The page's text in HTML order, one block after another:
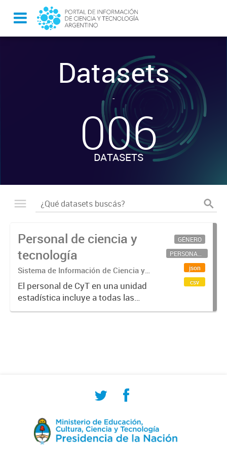
Datasets
-
006
DATASETS
Personal de ciencia y
tecnología
Sistema de Información de Ciencia y
Tecnología Argentino (SICYTAR)
El personal de CyT en una unidad
estadística incluye a todas las
personas involucradas
GÉNERO
PERSONAL CIENTÍFICO-TECNOLÓGICO
json
csv